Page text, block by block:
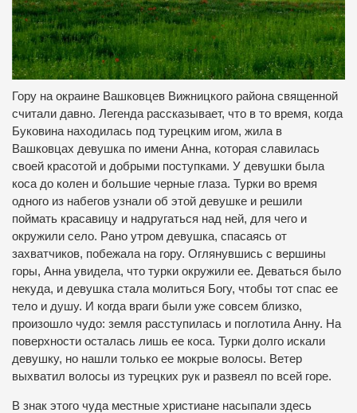
Гору на окраине Вашковцев Вижницкого района священной
считали давно. Легенда рассказывает, что в то время, когда
Буковина находилась под турецким игом, жила в
Вашковцах девушка по имени Анна, которая славилась
своей красотой и добрыми поступками. У девушки была
коса до колен и большие черные глаза. Турки во время
одного из набегов узнали об этой девушке и решили
поймать красавицу и надругаться над ней, для чего и
окружили село. Рано утром девушка, спасаясь от
захватчиков, побежала на гору. Оглянувшись с вершины
горы, Анна увидела, что турки окружили ее. Деваться было
некуда, и девушка стала молиться Богу, чтобы тот спас ее
тело и душу. И когда враги были уже совсем близко,
произошло чудо: земля расступилась и поглотила Анну. На
поверхности осталась лишь ее коса. Турки долго искали
девушку, но нашли только ее мокрые волосы. Ветер
выхватил волосы из турецких рук и развеял по всей горе.
В знак этого чуда местные христиане насыпали здесь